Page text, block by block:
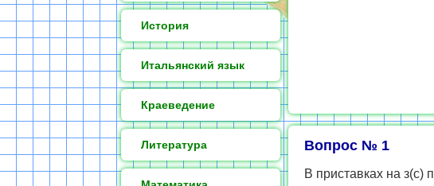
История
Итальянский язык
Краеведение
Литература Вопрос № 1
В приставках на з(с)